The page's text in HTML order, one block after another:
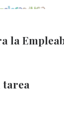
la
tarea